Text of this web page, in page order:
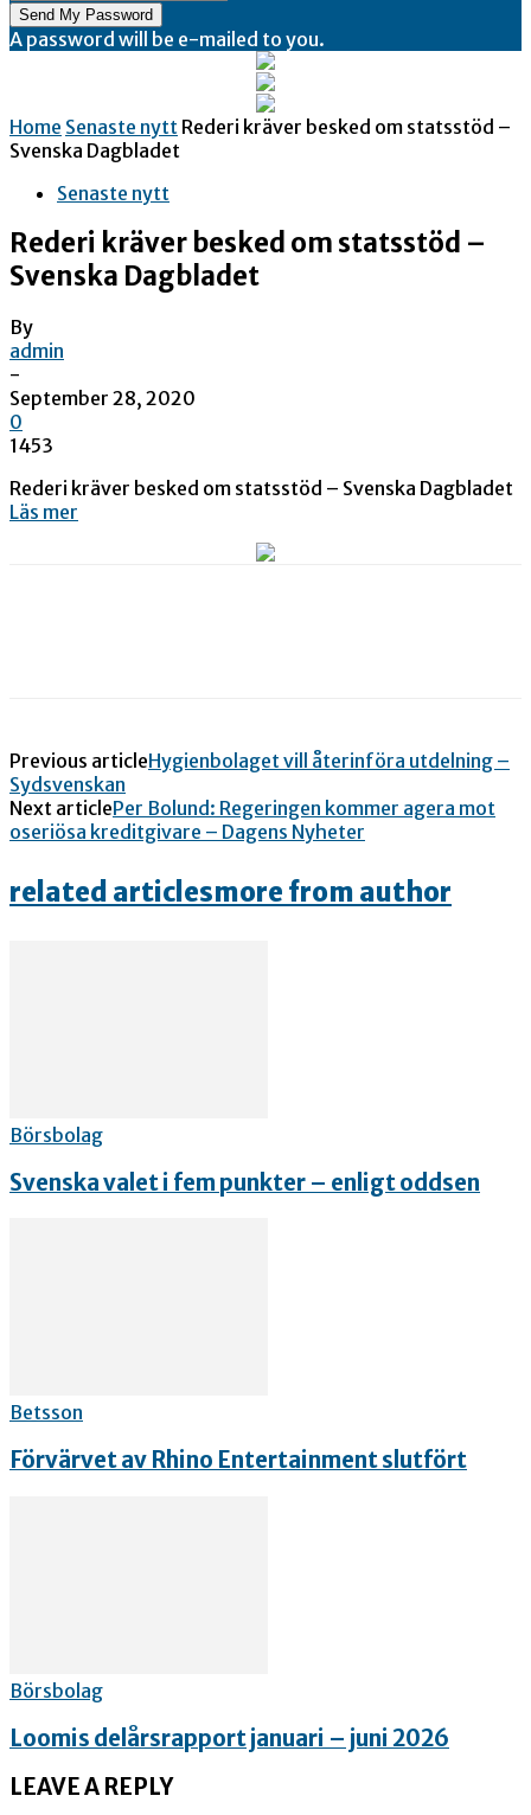
A password will be e-mailed to you.
Home Senaste nytt Rederi kräver besked om statsstöd –
Svenska Dagbladet
Senaste nytt
Rederi kräver besked om statsstöd –
Svenska Dagbladet
By
admin
-
September 28, 2020
0
1453
Rederi kräver besked om statsstöd – Svenska Dagbladet
Läs mer
Previous articleHygienbolaget vill återinföra utdelning –
Sydsvenskan
Next articlePer Bolund: Regeringen kommer agera mot
oseriösa kreditgivare – Dagens Nyheter
related articlesmore from author
Börsbolag
Svenska valet i fem punkter – enligt oddsen
Betsson
Förvärvet av Rhino Entertainment slutfört
Börsbolag
Loomis delårsrapport januari – juni 2026
LEAVE A REPLY